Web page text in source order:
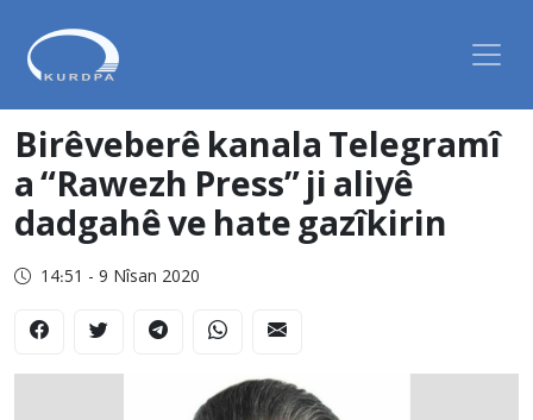
Birêveberê kanala Telegramî
a “Rawezh Press” ji aliyê
dadgahê ve hate gazîkirin
14:51 - 9 Nîsan 2020